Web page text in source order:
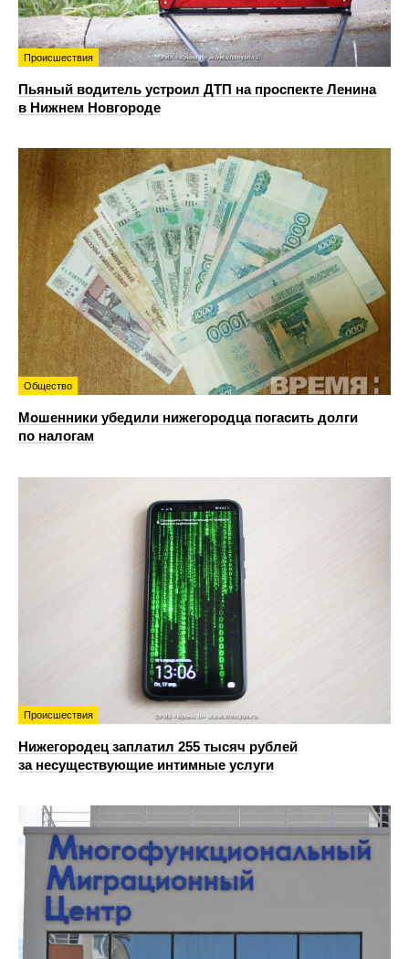
Происшествия
Пьяный водитель устроил ДТП на проспекте Ленина
в Нижнем Новгороде
Общество
Мошенники убедили нижегородца погасить долги
по налогам
Происшествия
Нижегородец заплатил 255 тысяч рублей
за несуществующие интимные услуги